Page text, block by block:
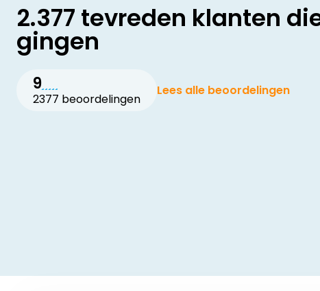
2.377 tevreden klanten
gingen
9
2377 beoordelingen
Lees alle beoordelingen